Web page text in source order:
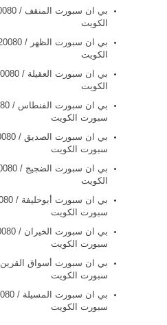
الكويت
الكويت
الكويت
سبورت الكويت
سبورت الكويت
الكويت
سبورت الكويت
سبورت الكويت
سبورت الكويت
سبورت الكويت